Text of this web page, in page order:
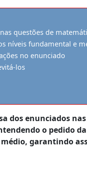
questões de
níveis fundamental e
no enunciado
los
dos enunciados
o pedido
garantindo